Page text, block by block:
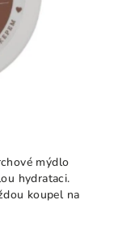
mýdlo
hydrataci.
koupel na